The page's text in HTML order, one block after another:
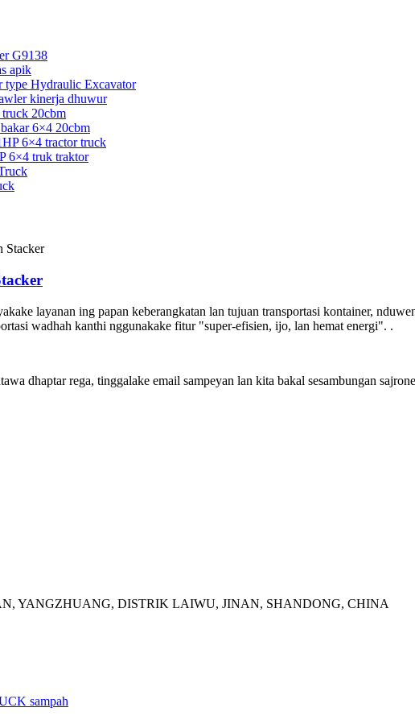
apik
kinerja dhuwur
6×4 20cbm
6×4 truk traktor
layanan ing papan keberangkatan lan tujuan transportasi kontainer,
wadhah kanthi nggunakake fitur "super-efisien, ijo, lan hemat energi". .
dhaptar rega, tinggalake email sampeyan lan kita bakal sesambungan
YANGZHUANG, DISTRIK LAIWU, JINAN, SHANDONG, CHINA
sampah